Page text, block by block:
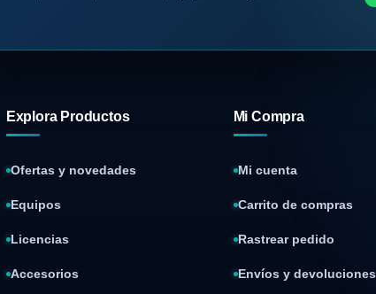
Explora Productos
Ofertas y novedades
Equipos
Licencias
Accesorios
Mi Compra
Mi cuenta
Carrito de compras
Rastrear pedido
Envíos y devoluciones